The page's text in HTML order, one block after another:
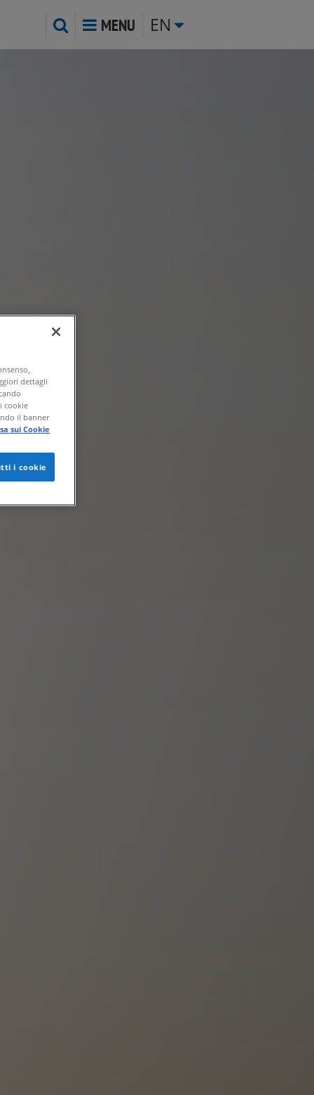
MENU EN
dettagli
cookie
il banner
sui Cookie
i cookie